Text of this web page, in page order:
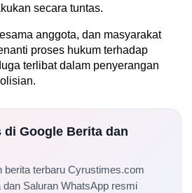
secara tuntas.
anggota, dan masyarakat
proses hukum terhadap
terlibat dalam penyerangan
Google Berita dan
berita terbaru Cyrustimes.com
dan Saluran WhatsApp resmi